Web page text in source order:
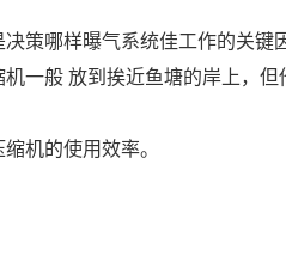
决策哪样曝气系统佳工作的关
一般 放到挨近鱼塘的岸上，
机的使用效率。